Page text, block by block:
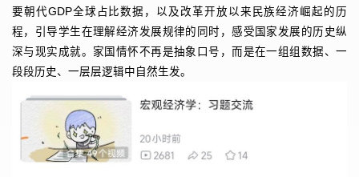
要朝代GDP全球占比数据，以及改革开放以来民族经济崛起的历
程，引导学生在理解经济发展规律的同时，感受国家发展的历史纵
深与现实成就。家国情怀不再是抽象口号，而是在一组组数据、一
段段历史、一层层逻辑中自然生发。